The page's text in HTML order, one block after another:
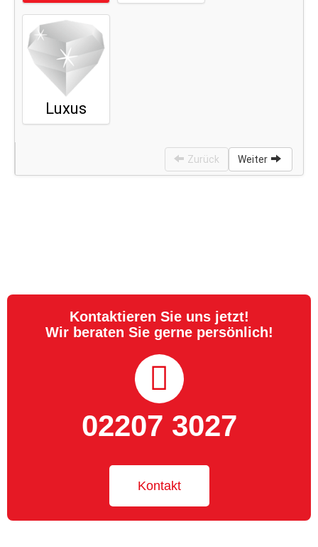
Kontaktieren Sie uns jetzt!
Wir beraten Sie gerne persönlich!
02207 3027
Kontakt